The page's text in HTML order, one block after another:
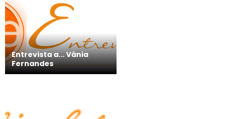
Entrevista a... Vânia
Fernandes